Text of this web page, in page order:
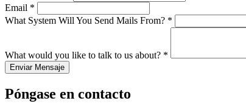
Email *
What System Will You Send Mails From? *
What would you like to talk to us about? *
Enviar Mensaje
Póngase en contacto